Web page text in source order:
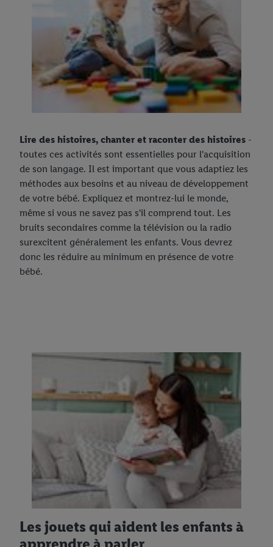
Lire des histoires, chanter et raconter des histoires -
toutes ces activités sont essentielles pour l'acquisition
de son langage. Il est important que vous adaptiez les
méthodes aux besoins et au niveau de développement
de votre bébé. Expliquez et montrez-lui le monde,
même si vous ne savez pas s'il comprend tout. Les
bruits secondaires comme la télévision ou la radio
surexcitent généralement les enfants. Vous devrez
donc les réduire au minimum en présence de votre
bébé.
Les jouets qui aident les enfants à